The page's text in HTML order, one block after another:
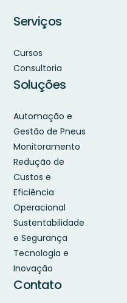
Serviços
Cursos
Consultoria
Soluções
Automação e
Gestão de Pneus
Monitoramento
Redução de
Custos e
Eficiência
Operacional
Sustentabilidade
e Segurança
Tecnologia e
Inovação
Contato